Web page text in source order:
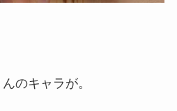
のキャラが。